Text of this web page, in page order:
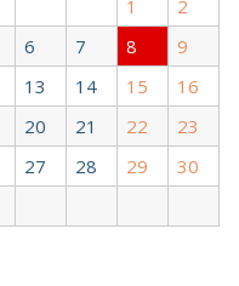
1
2
6 7 8
9
13 14 15
16
20 21 22
23
27 28 29
30